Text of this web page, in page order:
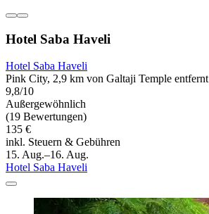
Hotel Saba Haveli
Hotel Saba Haveli
Pink City, 2,9 km von Galtaji Temple entfernt
9,8/10
Außergewöhnlich
(19 Bewertungen)
135 €
inkl. Steuern & Gebühren
15. Aug.–16. Aug.
Hotel Saba Haveli